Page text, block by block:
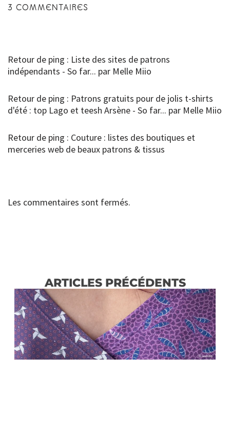
3 COMMENTAIRES
Retour de ping : Liste des sites de patrons
indépendants - So far... par Melle Miio
Retour de ping : Patrons gratuits pour de jolis t-shirts
d'été : top Lago et teesh Arsène - So far... par Melle Miio
Retour de ping : Couture : listes des boutiques et
merceries web de beaux patrons & tissus
Les commentaires sont fermés.
ARTICLES PRÉCÉDENTS